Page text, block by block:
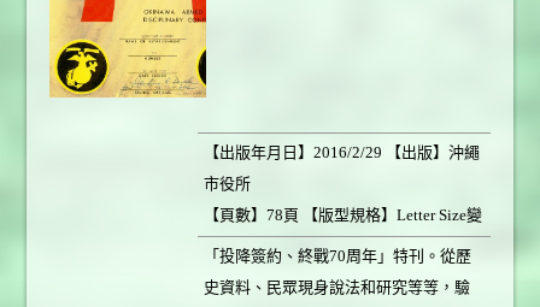
【出版年月日】2016/2/29 【出版】沖繩
市役所
【頁數】78頁 【版型規格】Letter Size變
形 【書本重量】160g
【定價】700円 【銷售情形】銷售中
「投降簽約、終戰70周年」特刊。從歷
史資料、民眾現身說法和研究等等，驗